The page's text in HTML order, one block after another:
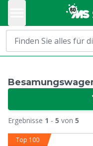
Ergebnisse 1 - 5 von 5
Top 100